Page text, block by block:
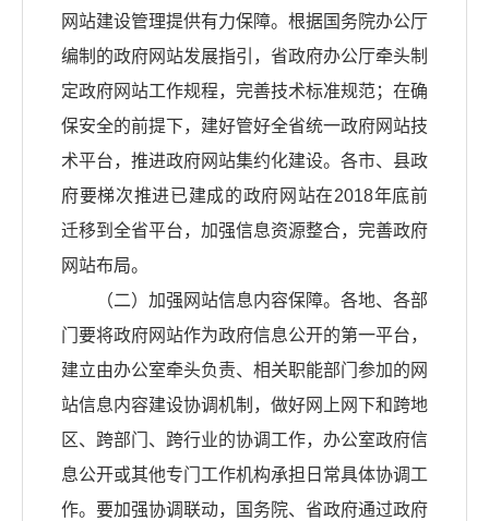
网站建设管理提供有力保障。根据国务院办公厅
编制的政府网站发展指引，省政府办公厅牵头制
定政府网站工作规程，完善技术标准规范；在确
保安全的前提下，建好管好全省统一政府网站技
术平台，推进政府网站集约化建设。各市、县政
府要梯次推进已建成的政府网站在2018年底前
迁移到全省平台，加强信息资源整合，完善政府
网站布局。
（二）加强网站信息内容保障。各地、各部
门要将政府网站作为政府信息公开的第一平台，
建立由办公室牵头负责、相关职能部门参加的网
站信息内容建设协调机制，做好网上网下和跨地
区、跨部门、跨行业的协调工作，办公室政府信
息公开或其他专门工作机构承担日常具体协调工
作。要加强协调联动，国务院、省政府通过政府